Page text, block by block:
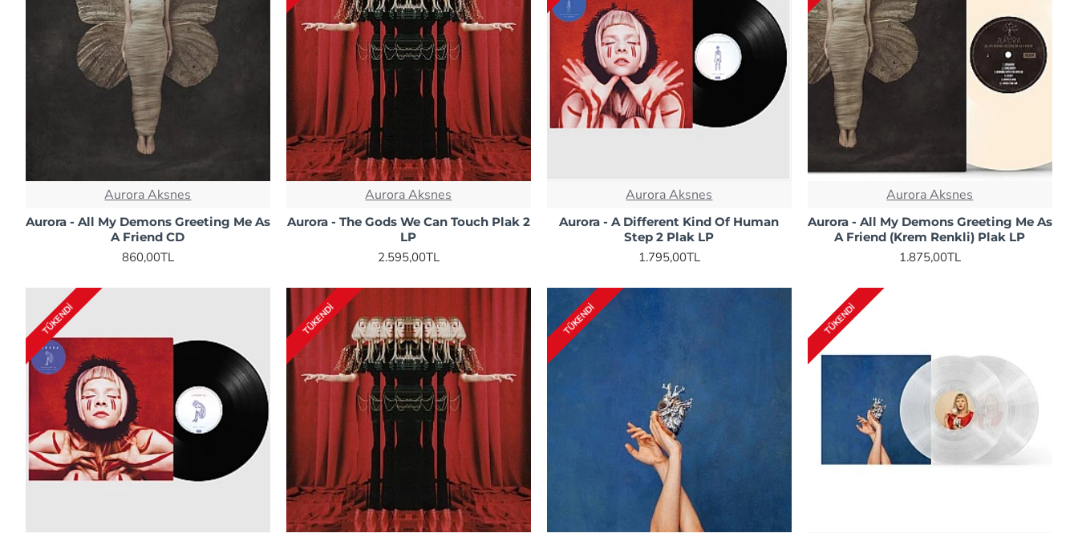
Aurora Aksnes
Aurora - All My Demons Greeting Me As
A Friend CD
860,00TL
Aurora Aksnes
Aurora - The Gods We Can Touch Plak 2
LP
2.595,00TL
Aurora Aksnes
Aurora - A Different Kind Of Human
Step 2 Plak LP
1.795,00TL
Aurora Aksnes
Aurora - All My Demons Greeting Me As
A Friend (Krem Renkli) Plak LP
1.875,00TL
TÜKENDI TÜKENDI TÜKENDI TÜKENDI